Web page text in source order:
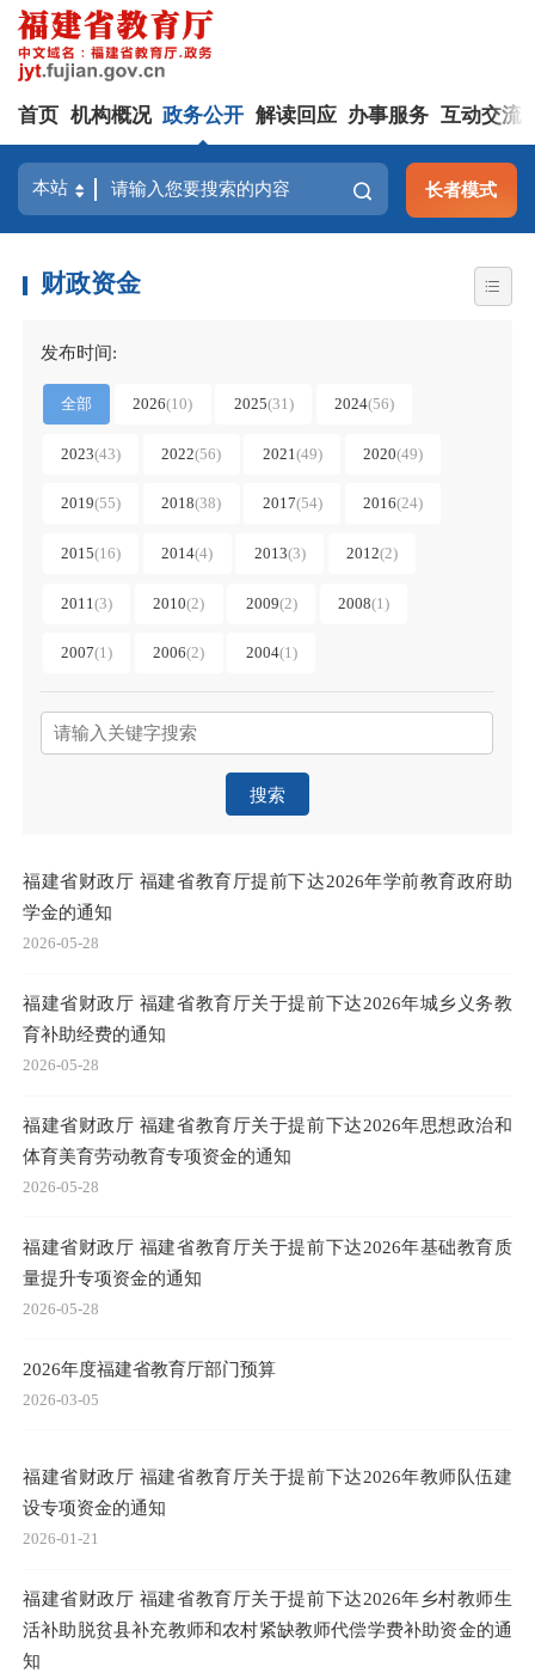
首页 机构概况 政务公开 解读回应 办事服务 互动交流
长者模式
财政资金
发布时间:
全部 2026(10) 2025(31) 2024(56)
2023(43) 2022(56) 2021 (49) 2020(49)
2019(55) 2018(38) 2017(54) 2016(24)
2015(16) 2014(4) 2013(3) 2012(2)
2011(3) 2010(2) 2009(2) 2008(1 )
2007(1) 2006(2) 2004(1)
搜索
福建省财政厅 福建省教育厅提前下达2026年学前教育政府助
学金的通知
2026-05-28
福建省财政厅 福建省教育厅关于提前下达2026年城乡义务教
育补助经费的通知
2026-05-28
福建省财政厅 福建省教育厅关于提前下达2026年思想政治和
体育美育劳动教育专项资金的通知
2026-05-28
福建省财政厅 福建省教育厅关于提前下达2026年基础教育质
量提升专项资金的通知
2026-05-28
2026年度福建省教育厅部门预算
2026-03-05
福建省财政厅 福建省教育厅关于提前下达2026年教师队伍建
设专项资金的通知
2026-01-21
福建省财政厅 福建省教育厅关于提前下达2026年乡村教师生
活补助脱贫县补充教师和农村紧缺教师代偿学费补助资金的通
知